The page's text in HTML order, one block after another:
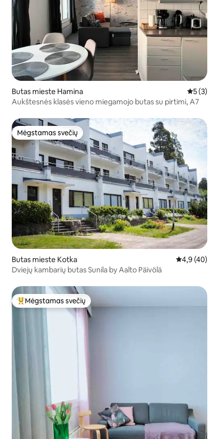
Butas mieste Hamina Vidutinis
5 (3)
Aukštesnės klasės vieno miegamojo butas su pirtimi, A7
Mėgstamas svečių
Mėgstamas svečių
Butas mieste Kotka Vidutinis
4,9 (40)
Dviejų kambarių butas Sunila by Aalto Päivölä
Svečių mėgstamiausias
Mėgstamas svečių